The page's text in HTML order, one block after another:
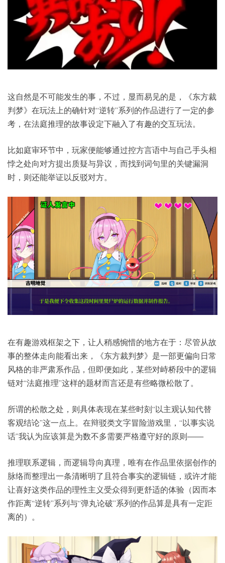
这自然是不可能发生的事，不过，显而易见的是，《东方裁
判梦》在玩法上的确针对“逆转”系列的作品进行了一定的参
考，在法庭推理的故事设定下融入了有趣的交互玩法。
比如庭审环节中，玩家便能够通过控方言语中与自己手头相
悖之处向对方提出质疑与异议，而找到词句里的关键漏洞
时，则还能举证以反驳对方。
在有趣游戏框架之下，让人稍感惋惜的地方在于：尽管从故
事的整体走向能看出来，《东方裁判梦》是一部更偏向日常
风格的非严肃系作品，但即便如此，某些对峙桥段中的逻辑
链对“法庭推理”这样的题材而言还是有些略微松散了。
所谓的松散之处，则具体表现在某些时刻“以主观认知代替
客观结论”这一点上。在辩驳类文字冒险游戏里，“以事实说
话”我认为应该算是为数不多需要严格遵守好的原则——
推理联系逻辑，而逻辑导向真理，唯有在作品里依据创作的
脉络而整理出一条清晰明了且符合事实的逻辑链，或许才能
让喜好这类作品的理性主义受众得到更舒适的体验（因而本
作距离“逆转”系列与“弹丸论破”系列的作品算是具有一定距
离的）。